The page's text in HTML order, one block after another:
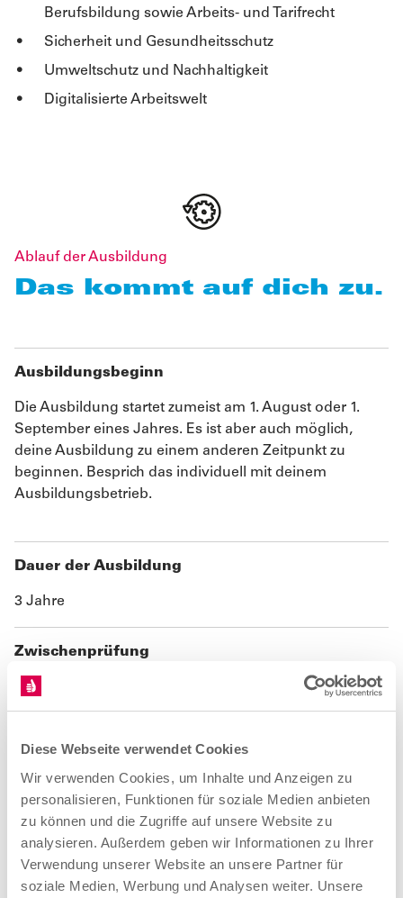
Diese Webseite verwendet Cookies
Wir verwenden Cookies, um Inhalte und Anzeigen zu
personalisieren, Funktionen für soziale Medien anbieten
zu können und die Zugriffe auf unsere Website zu
analysieren. Außerdem geben wir Informationen zu Ihrer
Verwendung unserer Website an unsere Partner für
soziale Medien, Werbung und Analysen weiter. Unsere
Berufsbildung sowie Arbeits- und Tarifrecht
Sicherheit und Gesundheitsschutz
Umweltschutz und Nachhaltigkeit
Digitalisierte Arbeitswelt
Ablauf der Ausbildung
Das kommt auf dich zu.
Ausbildungsbeginn
Die Ausbildung startet zumeist am 1. August oder 1.
September eines Jahres. Es ist aber auch möglich,
deine Ausbildung zu einem anderen Zeitpunkt zu
beginnen. Besprich das individuell mit deinem
Ausbildungsbetrieb.
Dauer der Ausbildung
3 Jahre
Zwischenprüfung
Während der Ausbildung erfolgt eine
Zwischenprüfung. Sie soll vor dem Ende des zweiten
Orientierung zu deinem Lernstand.
Abschlussprüfung
Am Ende der Ausbildung findet eine
Abschluss-/Gesellenprüfung statt.